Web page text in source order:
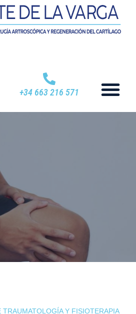
+34 663 216 571
TRAUMATOLOGÍA Y FISIOTERAPIA